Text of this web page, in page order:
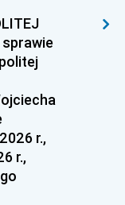
sprawie
r.,
r.,